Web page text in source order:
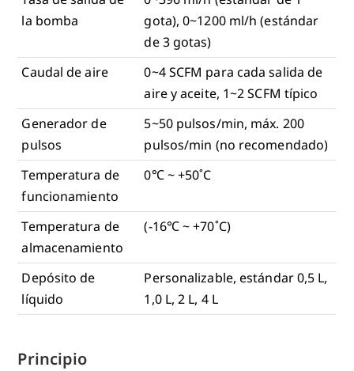
la bomba
gota), 0~1200 ml/h (estándar
de 3 gotas)
Caudal de aire
0~4 SCFM para cada salida de
aire y aceite, 1~2 SCFM típico
Generador de
pulsos
5~50 pulsos/min, máx. 200
pulsos/min (no recomendado)
Temperatura de
funcionamiento
0℃ ~ +50˚C
Temperatura de
almacenamiento
(-16℃ ~ +70˚C)
Depósito de
líquido
Personalizable, estándar 0,5 L,
1,0 L, 2 L, 4 L
Principio